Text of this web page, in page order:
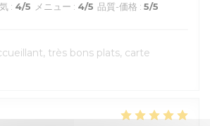
: 4/5 メニュー : 4/5 品質-価格 : 5/5
très bons plats, carte